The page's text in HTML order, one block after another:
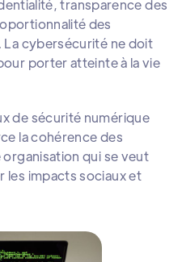
transparence des
des
cybersécurité ne doit
porter atteinte à la vie
de sécurité numérique
la cohérence des
qui se veut
les impacts sociaux et